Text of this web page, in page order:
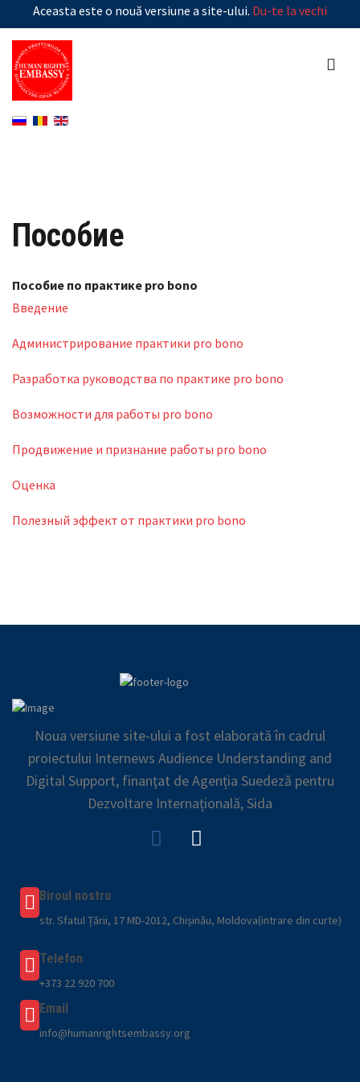
Aceasta este o nouă versiune a site-ului. Du-te la vechi
Пособие
Пособие по практике pro bono
Введение
Администрирование практики pro bono
Разработка руководства по практике pro bono
Возможности для работы pro bono
Продвижение и признание работы pro bono
Оценка
Полезный эффект от практики pro bono
Noua versiune site-ului a fost elaborată în cadrul
proiectului Internews Audience Understanding and
Digital Support, finanţat de Agenția Suedeză pentru
Dezvoltare Internațională, Sida
Biroul nostru
str. Sfatul Țării, 17 MD-2012, Chișinău, Moldova(intrare din curte)
Telefon
+373 22 920 700
Email
info@humanrightsembassy.org